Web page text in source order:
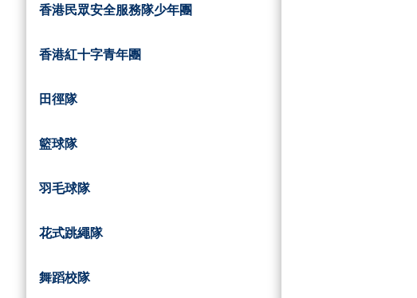
香港民眾安全服務隊少年團
香港紅十字青年團
田徑隊
籃球隊
羽毛球隊
花式跳繩隊
舞蹈校隊